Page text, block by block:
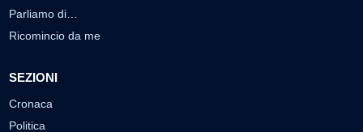
Parliamo di…
Ricomincio da me
SEZIONI
Cronaca
Politica